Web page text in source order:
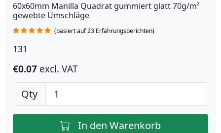
60x60mm Manilla Quadrat gummiert glatt 70g/m²
gewebte Umschläge
(basiert auf 23 Erfahrungsberichten)
131
€0.07 excl. VAT
Qty
In den Warenkorb